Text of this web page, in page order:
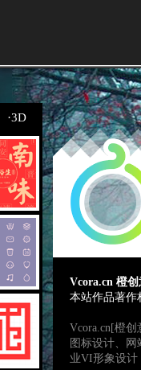
·3D
Vcora.cn 橙
本站作品著作
Vcora.cn[橙
图标设计、
业VI形象设计